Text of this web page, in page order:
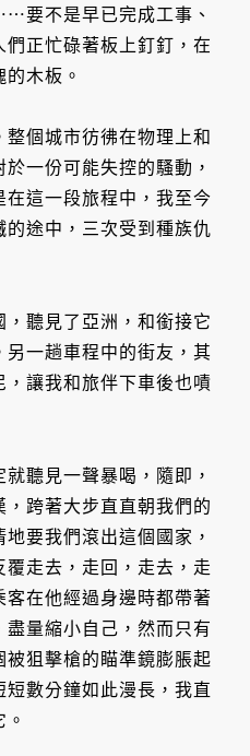
要不是早已完成工事、
正忙碌著板上釘釘，在
木板。
個城市彷彿在物理上和
一份可能失控的騷動，
這一段旅程中，我至今
途中，三次受到種族仇
聽見了亞洲，和銜接它
一趟車程中的街友，其
讓我和旅伴下車後也嘖
聽見一聲暴喝，隨即，
跨著大步直直朝我們的
要我們滾出這個國家，
走去，走回，走去，走
在他經過身邊時都帶著
量縮小自己，然而只有
狙擊槍的瞄準鏡膨脹起
數分鐘如此漫長，我直